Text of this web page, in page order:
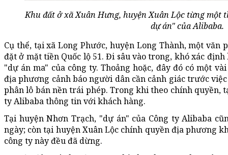
Khu đất ở xã Xuân Hưng, huyện Xuân Lộc từng
dự án" của Alibaba.
Cụ thể, tại xã Long Phước, huyện Long Thành, một văn
đặt ở mặt tiền Quốc lộ 51. Đi sâu vào trong, khó xác
"dự án ma" của công ty. Thoảng hoặc, đây đó có một
địa phương cảnh báo người dân cần cảnh giác trước
phân lô bán nền trái phép. Trong khi theo chính quyền,
ty Alibaba thông tin với khách hàng.
Tại huyện Nhơn Trạch, "dự án" của Công ty Alibaba
ngày; còn tại huyện Xuân Lộc chính quyền địa phương
công ty này đều đã dừng.